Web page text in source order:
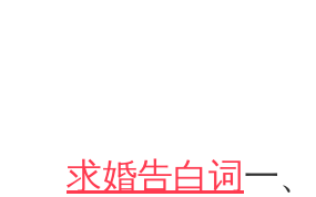
求婚告白词一、